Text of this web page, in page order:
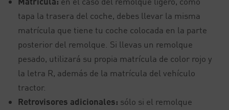
tapa la trasera del coche, debes llevar la misma
matrícula que tiene tu coche colocada en la parte
posterior del remolque. Si llevas un remolque
pesado, utilizará su propia matrícula de color rojo y
la letra R, además de la matrícula del vehículo
tractor.
Retrovisores adicionales: sólo si el remolque